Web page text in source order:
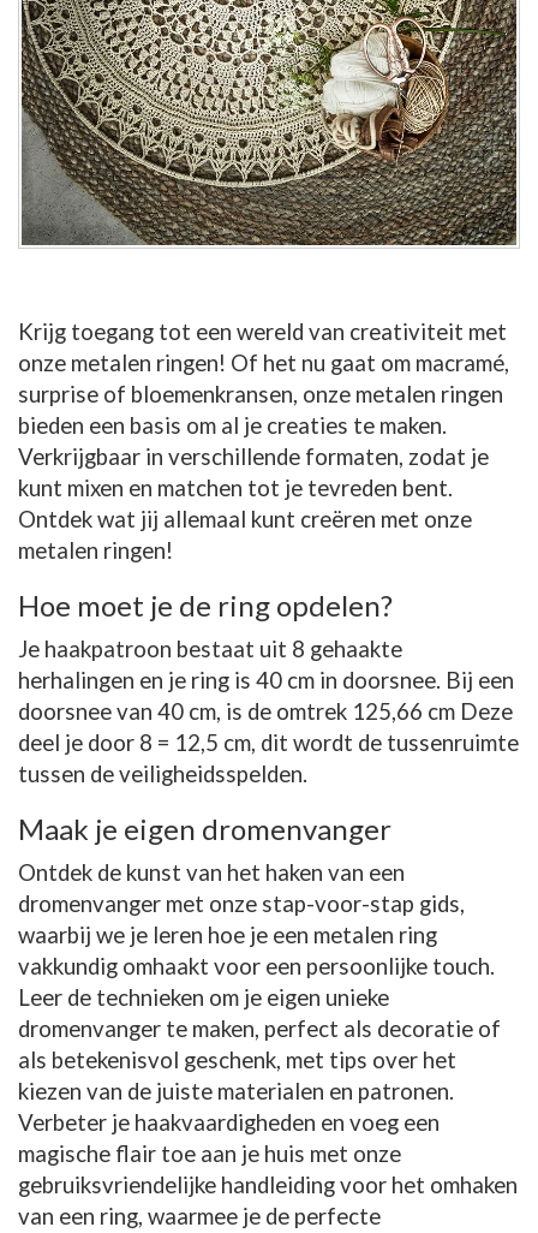
Krijg toegang tot een wereld van creativiteit met
onze metalen ringen! Of het nu gaat om macramé,
surprise of bloemenkransen, onze metalen ringen
bieden een basis om al je creaties te maken.
Verkrijgbaar in verschillende formaten, zodat je
kunt mixen en matchen tot je tevreden bent.
Ontdek wat jij allemaal kunt creëren met onze
metalen ringen!
Hoe moet je de ring opdelen?
Je haakpatroon bestaat uit 8 gehaakte
herhalingen en je ring is 40 cm in doorsnee. Bij een
doorsnee van 40 cm, is de omtrek 125,66 cm Deze
deel je door 8 = 12,5 cm, dit wordt de tussenruimte
tussen de veiligheidsspelden.
Maak je eigen dromenvanger
Ontdek de kunst van het haken van een
dromenvanger met onze stap-voor-stap gids,
waarbij we je leren hoe je een metalen ring
vakkundig omhaakt voor een persoonlijke touch.
Leer de technieken om je eigen unieke
dromenvanger te maken, perfect als decoratie of
als betekenisvol geschenk, met tips over het
kiezen van de juiste materialen en patronen.
Verbeter je haakvaardigheden en voeg een
magische flair toe aan je huis met onze
gebruiksvriendelijke handleiding voor het omhaken
van een ring, waarmee je de perfecte